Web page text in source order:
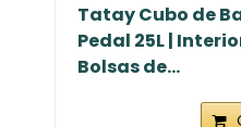
Tatay Cubo de
Pedal 25L |
Bolsas de...